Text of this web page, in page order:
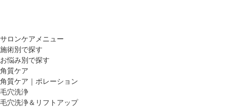
サロンケアメニュー
施術別で探す
お悩み別で探す
角質ケア
角質ケア｜ポレーション
毛穴洗浄
毛穴洗浄＆リフトアップ